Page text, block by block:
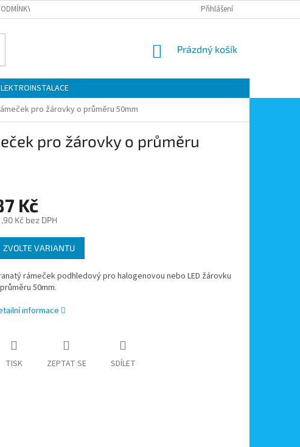
OCHRANY OSOBNÍCH ÚDAJŮ MOJE OBJEDNÁVKA
Přihlášení
NÁKUPNÍ
Prázdný košík
pro žárovky o průměru 50mm
pro žárovky o průměru
Kč
Kč bez DPH
ZVOLTE VARIANTU
rámeček podhledový pro halogenovou nebo LED žárovku
50mm.
informace
TISK ZEPTAT SE SDÍLET